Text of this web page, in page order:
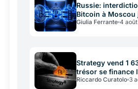
Russie:
Bitcoin à
2032
Giulia Ferrante 4
Strategy vend 1
trésor se finance
Riccardo Curatolo 3